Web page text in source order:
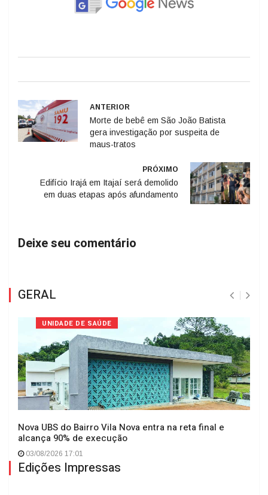
ANTERIOR
Morte de bebê em São João Batista
gera investigação por suspeita de
maus-tratos
PRÓXIMO
Edifício Irajá em Itajaí será demolido
em duas etapas após afundamento
Deixe seu comentário
GERAL
UNIDADE DE SAÚDE
Nova UBS do Bairro Vila Nova entra na reta final e
alcança 90% de execução
03/08/2026 17:01
Edições Impressas